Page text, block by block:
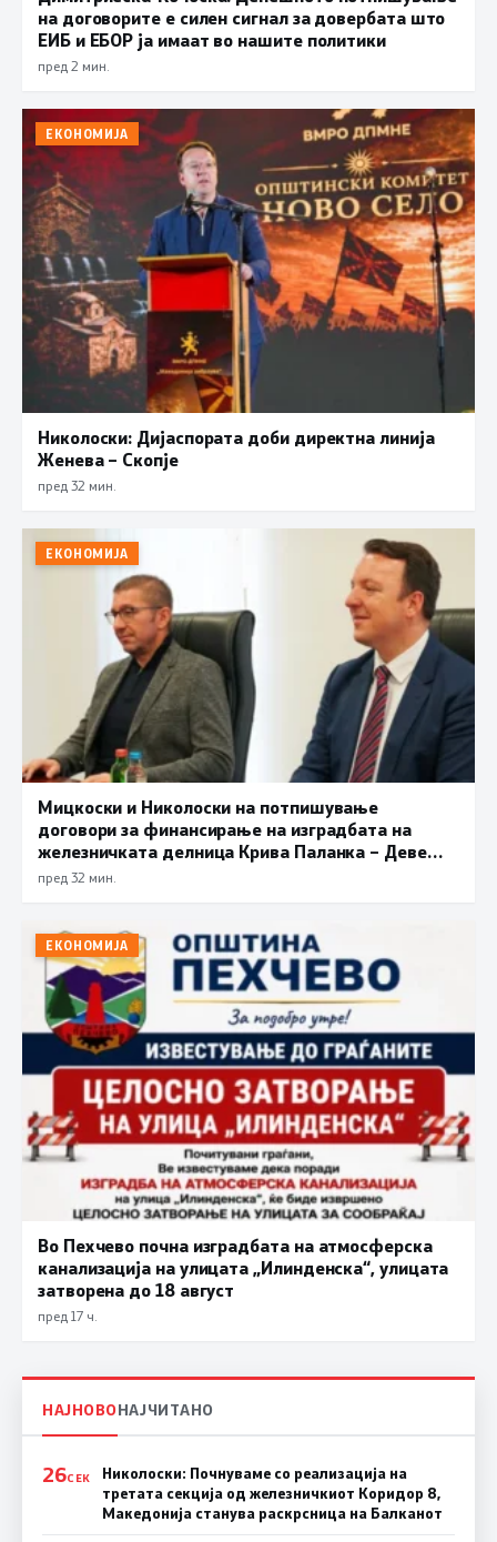
на договорите е силен сигнал за довербата што
ЕИБ и ЕБОР ја имаат во нашите политики
пред 2 мин.
ЕКОНОМИЈА
Николоски: Дијаспората доби директна линија
Женева – Скопје
пред 32 мин.
ЕКОНОМИЈА
Мицкоски и Николоски на потпишување
договори за финансирање на изградбата на
железничката делница Крива Паланка – Деве
Баир
пред 32 мин.
ЕКОНОМИЈА
Во Пехчево почна изградбата на атмосферска
канализација на улицата „Илинденска“, улицата
затворена до 18 август
пред 17 ч.
НАЈНОВОНАЈЧИТАНО
26СЕК
Николоски: Почнуваме со реализација на
третата секција од железничкиот Коридор 8,
Македонија станува раскрсница на Балканот